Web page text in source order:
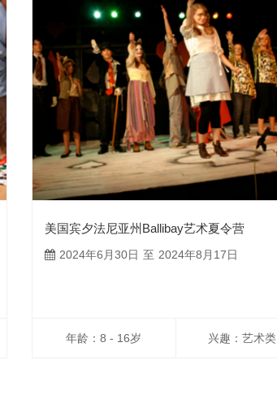
美国宾夕法尼亚州Ballibay艺术夏令营
2024年6月30日 至 2024年8月17日
年龄：8 - 16岁 兴趣： 艺术类